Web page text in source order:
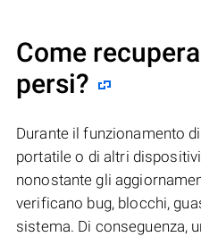
Come
persi?
Durante il funzionamento
portatile o di altri
nonostante gli
verificano bug, blocchi,
sistema. Di conseguenza,